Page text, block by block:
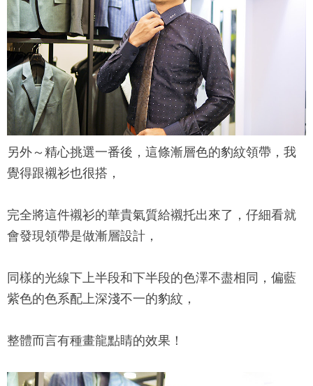
另外～精心挑選一番後，這條漸層色的豹紋領帶，我
覺得跟襯衫也很搭，
完全將這件襯衫的華貴氣質給襯托出來了，仔細看就
會發現領帶是做漸層設計，
同樣的光線下上半段和下半段的色澤不盡相同，偏藍
紫色的色系配上深淺不一的豹紋，
整體而言有種畫龍點睛的效果！